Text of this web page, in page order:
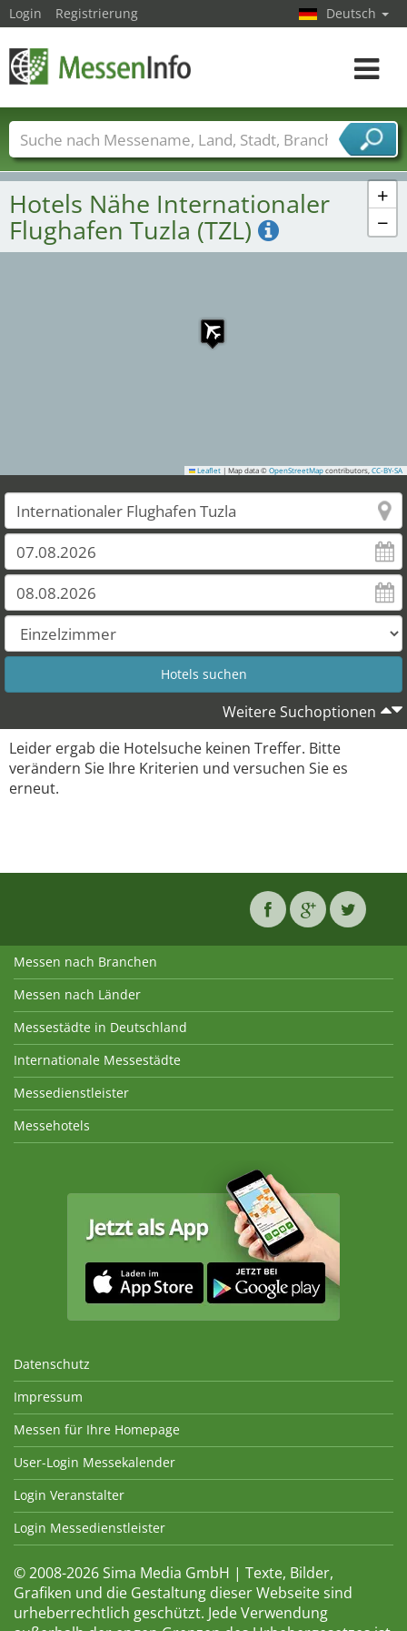
+
−
Leaflet | Map data © OpenStreetMap contributors, CC-BY-SA
Hotels Nähe Internationaler
Flughafen Tuzla (TZL)
Weitere Suchoptionen
Leider ergab die Hotelsuche keinen Treffer. Bitte
verändern Sie Ihre Kriterien und versuchen Sie es
erneut.
Login Registrierung Deutsch
Toggle
Messenamen Länder Städte
Branchen
Dienstleisterbranchen
Messen nach Branchen
Messen nach Länder
Messestädte in Deutschland
Internationale Messestädte
Messedienstleister
Messehotels
Datenschutz
Impressum
Messen für Ihre Homepage
User-Login Messekalender
Login Veranstalter
Login Messedienstleister
© 2008-2026 Sima Media GmbH | Texte, Bilder,
Grafiken und die Gestaltung dieser Webseite sind
urheberrechtlich geschützt. Jede Verwendung